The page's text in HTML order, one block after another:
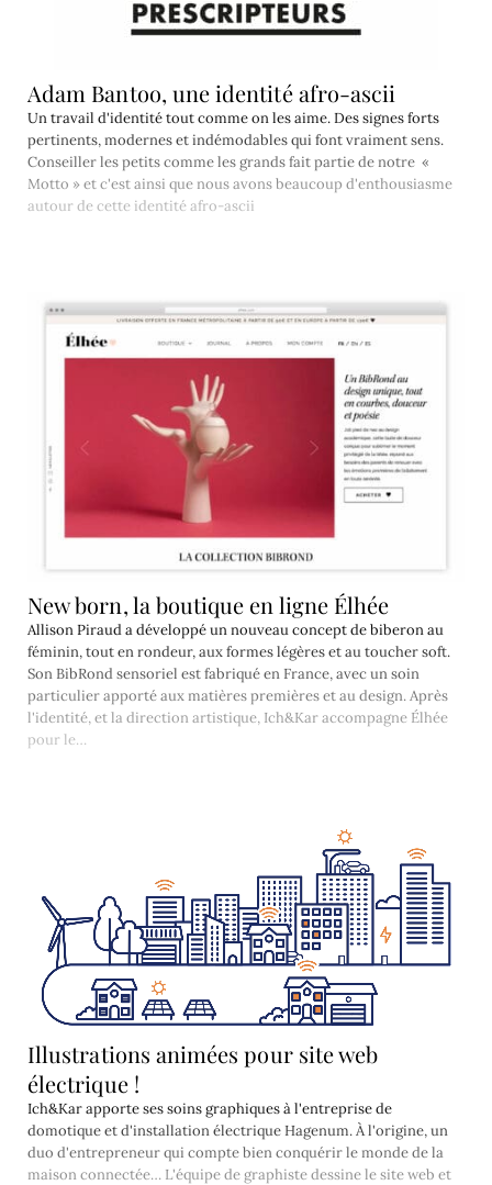
Adam Bantoo, une identité afro-ascii
Un travail d'identité tout comme on les aime. Des signes forts
pertinents, modernes et indémodables qui font vraiment sens.
Conseiller les petits comme les grands fait partie de notre «
Motto » et c'est ainsi que nous avons beaucoup d'enthousiasme
autour de cette identité afro-ascii
New born, la boutique en ligne Élhée
Allison Piraud a développé un nouveau concept de biberon au
féminin, tout en rondeur, aux formes légères et au toucher soft.
Son BibRond sensoriel est fabriqué en France, avec un soin
particulier apporté aux matières premières et au design. Après
l'identité, et la direction artistique, Ich&Kar accompagne Élhée
pour le…
Illustrations animées pour site web
électrique !
Ich&Kar apporte ses soins graphiques à l'entreprise de
domotique et d'installation électrique Hagenum. À l'origine, un
duo d'entrepreneur qui compte bien conquérir le monde de la
maison connectée… L'équipe de graphiste dessine le site web et